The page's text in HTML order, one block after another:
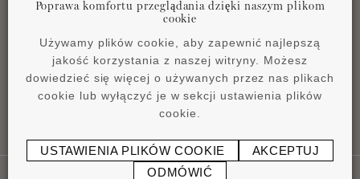
Instrukcja instalacji
0,45 MB
Poprawa komfortu przeglądania dzięki naszym plikom
cookie
Używamy plików cookie, aby zapewnić najlepszą
jakość korzystania z naszej witryny. Możesz
dowiedzieć się więcej o używanych przez nas plikach
cookie lub wyłączyć je w sekcji ustawienia plików
cookie.
USTAWIENIA PLIKÓW COOKIE
AKCEPTUJ
ODMÓWIĆ